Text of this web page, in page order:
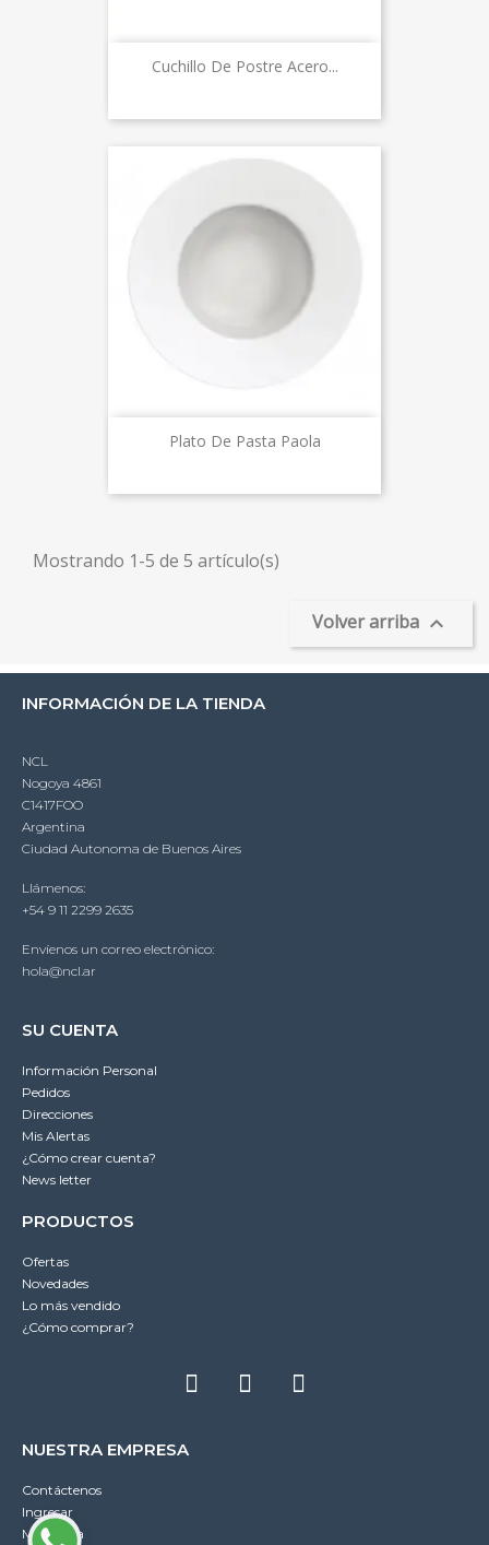
Cuchillo De Postre Acero...
Plato De Pasta Paola
Mostrando 1-5 de 5 artículo(s)
Volver arriba 
INFORMACIÓN DE LA TIENDA
NCL
Nogoya 4861
C1417FOO
Argentina
Ciudad Autonoma de Buenos Aires
Llámenos:
+54 9 11 2299 2635
Envíenos un correo electrónico:
hola@ncl.ar
SU CUENTA
Información Personal
Pedidos
Direcciones
Mis Alertas
¿Cómo crear cuenta?
News letter
PRODUCTOS
Ofertas
Novedades
Lo más vendido
¿Cómo comprar?
NUESTRA EMPRESA
Contáctenos
Ingresar
Mi cuenta